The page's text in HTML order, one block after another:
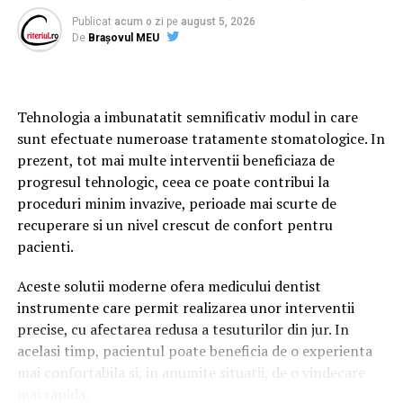
încrezători că extinderea parteneriatului cu AEGEAN va
aduce multe beneficii în sensul de a impune compania
noastră ca un jucător de top pe piața aviatică locală și
toate departamentele companiei noastre, prin
specialiști cu o vastă experiență în diverse procese și
sisteme specifice aviației. Animawings va rămâne o
societate comercială românească, cu centrul
operaţional ȋn ţara noastră alături de toate celelalte
divizii ale Memento Group şi va opera ȋn continuare, cu
mândrie, sub steagul României.”
Despre Animawings
Înființată în anul 2019, Animawings operează zboruri
regulate și charter către cele mai populare destinații din
Europa și Africa. Compania și-a luat angajamentul să
Publicat acum o zi pe august 5, 2026
De Brașovul MEU
Tehnologia a imbunatatit semnificativ modul in care
sunt efectuate numeroase tratamente stomatologice. In
prezent, tot mai multe interventii beneficiaza de
progresul tehnologic, ceea ce poate contribui la
proceduri minim invazive, perioade mai scurte de
recuperare si un nivel crescut de confort pentru
pacienti.
Aceste solutii moderne ofera medicului dentist
instrumente care permit realizarea unor interventii
precise, cu afectarea redusa a tesuturilor din jur. In
acelasi timp, pacientul poate beneficia de o experienta
mai confortabila si, in anumite situatii, de o vindecare